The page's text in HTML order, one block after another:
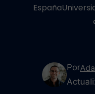
Por